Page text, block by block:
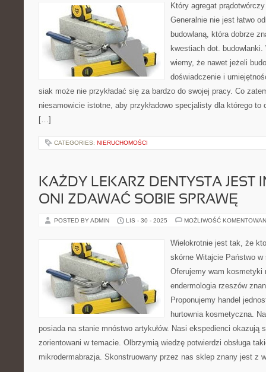
Który agregat
Generalnie nie jest łatwo
budowlaną, która dobrze
kwestiach dot.
wiemy, że nawet jeżeli
doświadczenie i
siak może nie przykładać się za bardzo do swojej pracy. Co
niesamowicie istotne, aby przykładowo specjalisty dla którego to
[…]
CATEGORIES: NIERUCHOMOŚCI
KAŻDY LEKARZ DENTYSTA JEST
ONI ZDAWAĆ SOBIE SPRAWĘ
POSTED BY ADMIN LIS - 30 - 2025 MOŻLIWOŚĆ
Wielokrotnie jest tak, że
skórne Witajcie Państwo
Oferujemy wam kosmetyki
endermologia rzeszów
Proponujemy handel
hurtownia kosmetyczna.
posiada na stanie mnóstwo artykułów. Nasi ekspedienci okazują
zorientowani w temacie. Olbrzymią wiedzę potwierdzi obsługa
mikrodermabrazja. Skonstruowany przez nas sklep znany jest z